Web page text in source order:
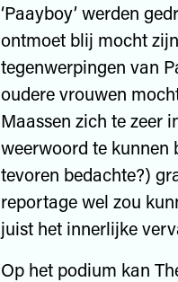
‘Paayboy’ werden
ontmoet blij mocht
tegenwerpingen van
oudere vrouwen
Maassen zich te zeer
weerwoord te kunnen
tevoren bedachte?)
reportage wel zou
juist het innerlijke
Op het podium kan